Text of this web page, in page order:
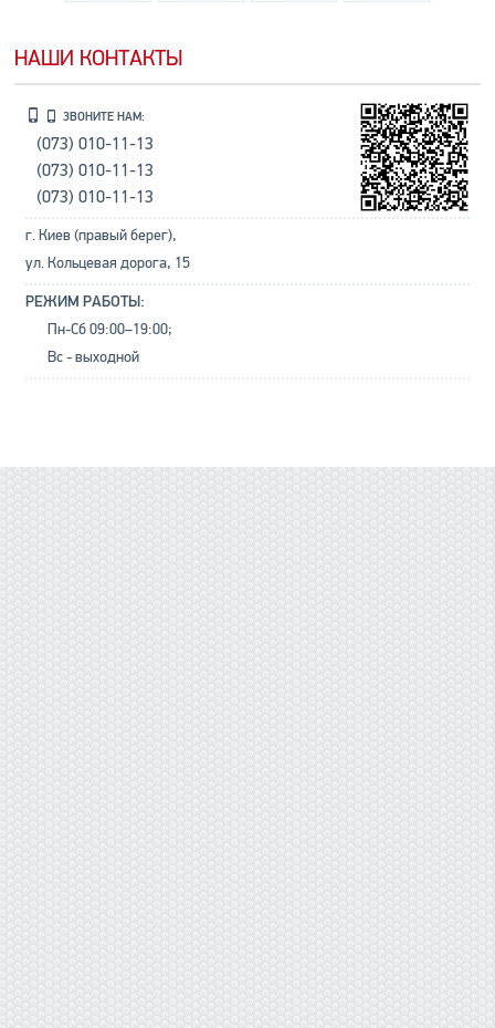
НАШИ КОНТАКТЫ
ЗВОНИТЕ НАМ:
(073) 010-11-13
(073) 010-11-13
(073) 010-11-13
г. Киев (правый берег),
ул. Кольцевая дорога, 15
РЕЖИМ РАБОТЫ:
Пн-Сб 09:00–19:00;
Вс - выходной